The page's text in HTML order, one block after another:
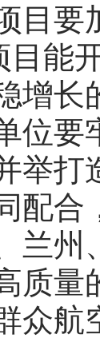
目要
目能
增长
要
举打
配合
兰州
质
众